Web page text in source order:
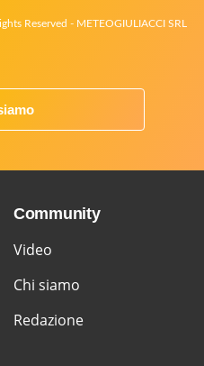
Reserved - METEOGIULIACCI SRL
Community
Video
Chi siamo
Redazione